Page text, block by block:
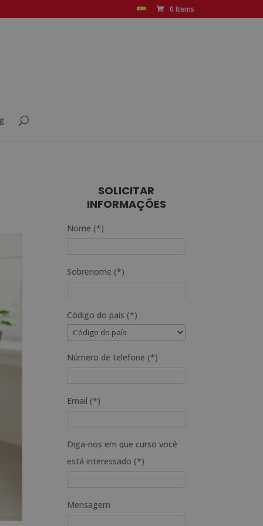
0 Items
SOLICITAR
INFORMAÇÕES
Nome (*)
Sobrenome (*)
Código do país (*)
Número de telefone (*)
Email (*)
Diga-nos em que curso você
está interessado (*)
Mensagem